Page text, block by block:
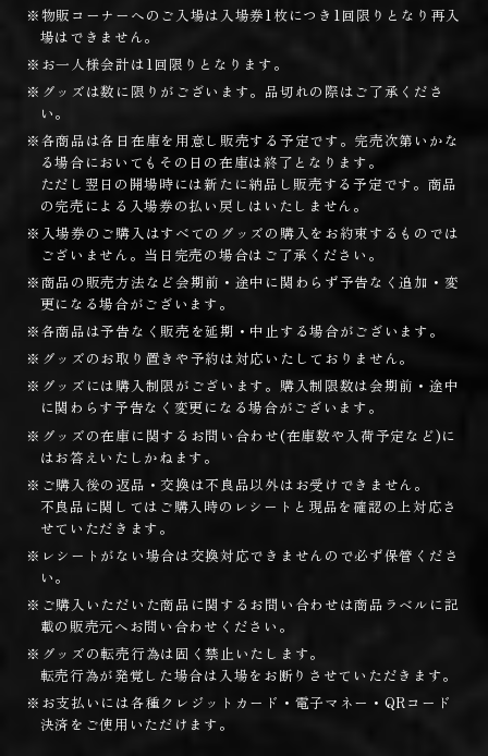
※物販コーナーへのご入場は入場券1枚につき1回限りとなり再入
場はできません。
※お一人様会計は1回限りとなります。
※グッズは数に限りがございます。品切れの際はご了承くださ
い。
※各商品は各日在庫を用意し販売する予定です。完売次第いかな
る場合においてもその日の在庫は終了となります。
ただし翌日の開場時には新たに納品し販売する予定です。商品
の完売による入場券の払い戻しはいたしません。
※入場券のご購入はすべてのグッズの購入をお約束するものでは
ございません。当日完売の場合はご了承ください。
※商品の販売方法など会期前・途中に関わらず予告なく追加・変
更になる場合がございます。
※各商品は予告なく販売を延期・中止する場合がございます。
※グッズのお取り置きや予約は対応いたしておりません。
※グッズには購入制限がございます。購入制限数は会期前・途中
に関わらす予告なく変更になる場合がございます。
※グッズの在庫に関するお問い合わせ(在庫数や入荷予定など)に
はお答えいたしかねます。
※ご購入後の返品・交換は不良品以外はお受けできません。
不良品に関してはご購入時のレシートと現品を確認の上対応さ
せていただきます。
※レシートがない場合は交換対応できませんので必ず保管くださ
い。
※ご購入いただいた商品に関するお問い合わせは商品ラベルに記
載の販売元へお問い合わせください。
※グッズの転売行為は固く禁止いたします。
転売行為が発覚した場合は入場をお断りさせていただきます。
※お支払いには各種クレジットカード・電子マネー・QRコード
決済をご使用いただけます。